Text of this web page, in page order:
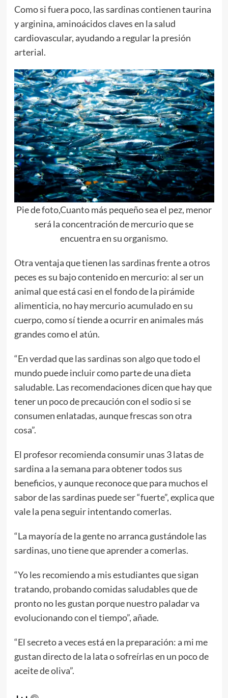
Como si fuera poco, las sardinas contienen taurina
y arginina, aminoácidos claves en la salud
cardiovascular, ayudando a regular la presión
arterial.
Pie de foto,Cuanto más pequeño sea el pez, menor
será la concentración de mercurio que se
encuentra en su organismo.
Otra ventaja que tienen las sardinas frente a otros
peces es su bajo contenido en mercurio: al ser un
animal que está casi en el fondo de la pirámide
alimenticia, no hay mercurio acumulado en su
cuerpo, como sí tiende a ocurrir en animales más
grandes como el atún.
“En verdad que las sardinas son algo que todo el
mundo puede incluir como parte de una dieta
saludable. Las recomendaciones dicen que hay que
tener un poco de precaución con el sodio si se
consumen enlatadas, aunque frescas son otra
cosa”.
El profesor recomienda consumir unas 3 latas de
sardina a la semana para obtener todos sus
beneficios, y aunque reconoce que para muchos el
sabor de las sardinas puede ser “fuerte”, explica que
vale la pena seguir intentando comerlas.
“La mayoría de la gente no arranca gustándole las
sardinas, uno tiene que aprender a comerlas.
“Yo les recomiendo a mis estudiantes que sigan
tratando, probando comidas saludables que de
pronto no les gustan porque nuestro paladar va
evolucionando con el tiempo”, añade.
“El secreto a veces está en la preparación: a mi me
gustan directo de la lata o sofreírlas en un poco de
aceite de oliva”.